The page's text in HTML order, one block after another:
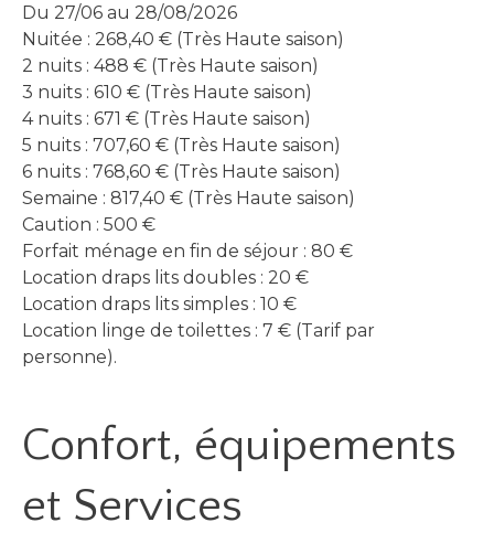
Du 27/06 au 28/08/2026
Nuitée : 268,40 € (Très Haute saison)
2 nuits : 488 € (Très Haute saison)
3 nuits : 610 € (Très Haute saison)
4 nuits : 671 € (Très Haute saison)
5 nuits : 707,60 € (Très Haute saison)
6 nuits : 768,60 € (Très Haute saison)
Semaine : 817,40 € (Très Haute saison)
Caution : 500 €
Forfait ménage en fin de séjour : 80 €
Location draps lits doubles : 20 €
Location draps lits simples : 10 €
Location linge de toilettes : 7 € (Tarif par
personne).
Confort, équipements
et Services